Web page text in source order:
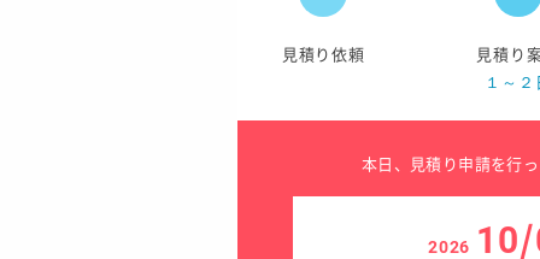
見積り依頼
見積り
１～２
本日、見積り申請を行
2026